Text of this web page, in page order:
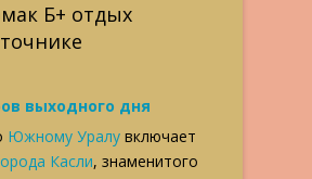
Б+ отдых
выходного дня
Южному Уралу включает
Касли, знаменитого